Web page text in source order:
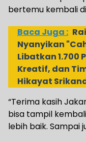
bertemu kembali
Baca Juga :
Nyanyikan
Libatkan 1.700
Kreatif, dan
Hikayat
“Terima kasih
bisa tampil
lebih baik. Sampai